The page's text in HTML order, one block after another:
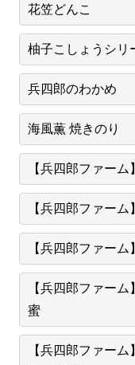
花笠どんこ
柚子こしょうシリ
兵四郎のわかめ
海風薫 焼きのり
【兵四郎ファー
【兵四郎ファー
【兵四郎ファー
【兵四郎ファー
蜜
【兵四郎ファー